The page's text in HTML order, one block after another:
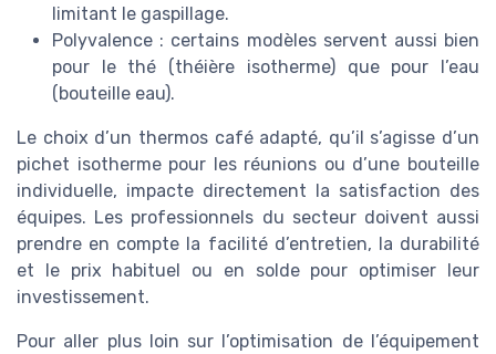
limitant le gaspillage.
Polyvalence : certains modèles servent aussi bien
pour le thé (théière isotherme) que pour l’eau
(bouteille eau).
Le choix d’un thermos café adapté, qu’il s’agisse d’un
pichet isotherme pour les réunions ou d’une bouteille
individuelle, impacte directement la satisfaction des
équipes. Les professionnels du secteur doivent aussi
prendre en compte la facilité d’entretien, la durabilité
et le prix habituel ou en solde pour optimiser leur
investissement.
Pour aller plus loin sur l’optimisation de l’équipement